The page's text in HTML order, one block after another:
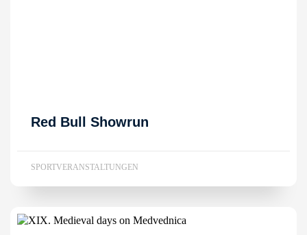
Red Bull Showrun
SPORTVERANSTALTUNGEN